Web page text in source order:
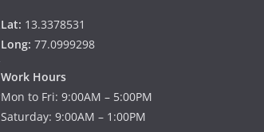
Lat: 13.3378531
Long: 77.0999298
Work Hours
Mon to Fri: 9:00AM – 5:00PM
Saturday: 9:00AM – 1:00PM